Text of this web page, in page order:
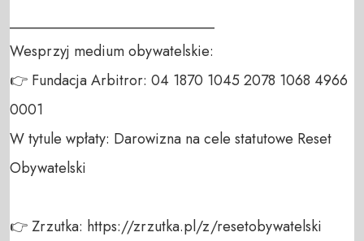
____________________________
Wesprzyj medium obywatelskie:
👉 Fundacja Arbitror: 04 1870 1045 2078 1068 4966
0001
W tytule wpłaty: Darowizna na cele statutowe Reset
Obywatelski
👉 Zrzutka: https://zrzutka.pl/z/resetobywatelski